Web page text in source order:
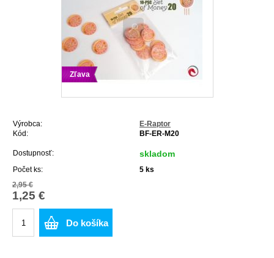
Zľava
Výrobca:
E-Raptor
Kód:
BF-ER-M20
Dostupnosť: skladom
Počet ks: 5 ks
2,95 €
1,25 €
Do košíka